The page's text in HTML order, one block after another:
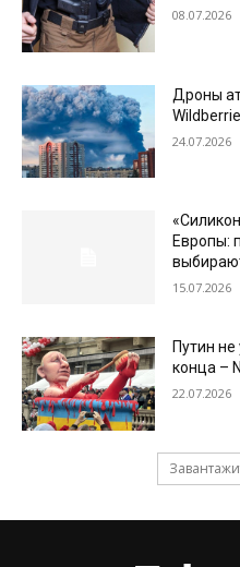
08.07.2026
Дроны
24.07.2026
Европы:
15.07.2026
Путин не
конца –
22.07.2026